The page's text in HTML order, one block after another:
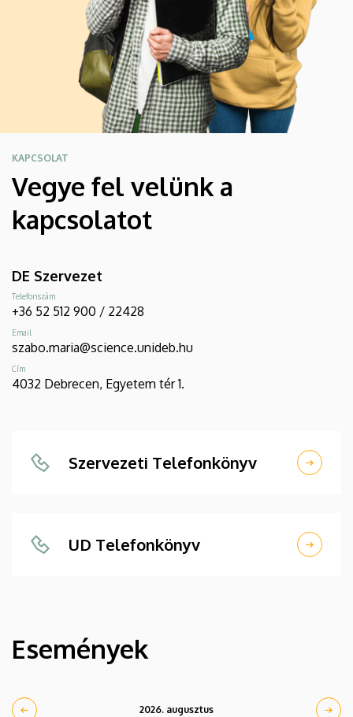
KAPCSOLAT
Vegye fel velünk a
kapcsolatot
DE Szervezet
Telefonszám
+36 52 512 900 / 22428
Email
szabo.maria@science.unideb.hu
Cím
4032 Debrecen, Egyetem tér 1.
Szervezeti Telefonkönyv
UD Telefonkönyv
Események
2026. augusztus